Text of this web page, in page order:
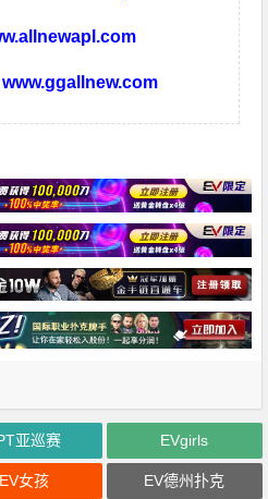
www.ggallnew.com
亚巡赛 EVgirls
EV女孩 EV德州扑克